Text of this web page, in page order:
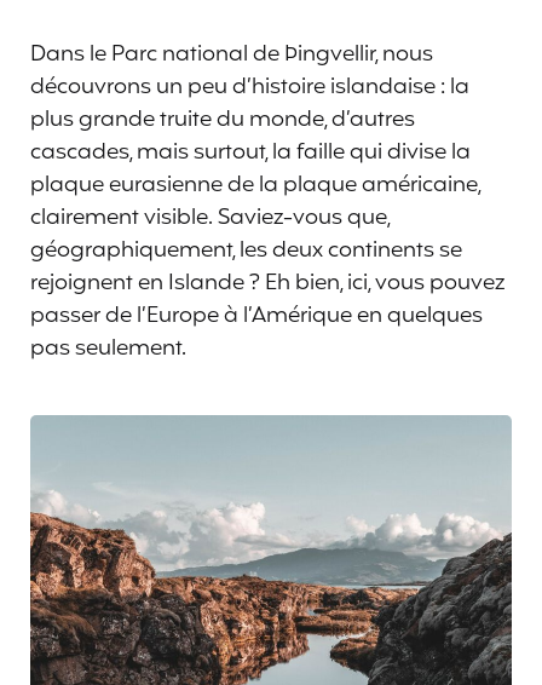
Dans le Parc national de Þingvellir, nous
découvrons un peu d’histoire islandaise : la
plus grande truite du monde, d’autres
cascades, mais surtout, la faille qui divise la
plaque eurasienne de la plaque américaine,
clairement visible. Saviez-vous que,
géographiquement, les deux continents se
rejoignent en Islande ? Eh bien, ici, vous pouvez
passer de l’Europe à l’Amérique en quelques
pas seulement.